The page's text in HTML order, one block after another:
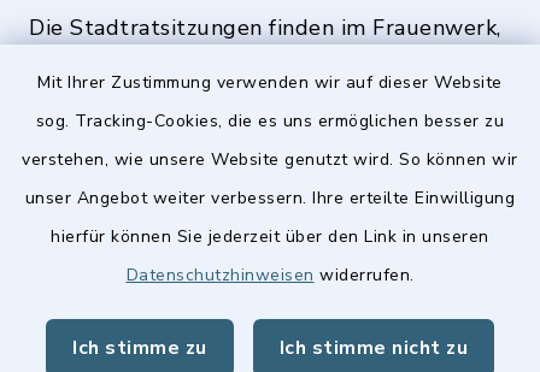
Mit Ihrer Zustimmung verwenden wir auf dieser Website
sog. Tracking-Cookies, die es uns ermöglichen besser zu
verstehen, wie unsere Website genutzt wird. So können wir
unser Angebot weiter verbessern. Ihre erteilte Einwilligung
hierfür können Sie jederzeit über den Link in unseren
Datenschutzhinweisen widerrufen.
Ich stimme zu Ich stimme nicht zu
Die Stadtratsitzungen finden im Frauenwerk,
Quicklinks
Stellenangebote
Landkreis Fürth